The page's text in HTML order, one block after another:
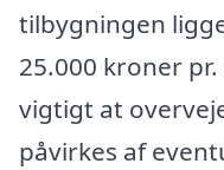
tilbygningen
25.000 kroner
vigtigt at
påvirkes af